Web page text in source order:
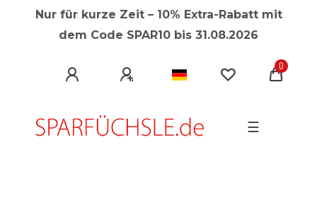
Nur für kurze Zeit– 10% Extra-Rabatt mit
dem Code SPAR10 bis 31.08.2026
0
☰